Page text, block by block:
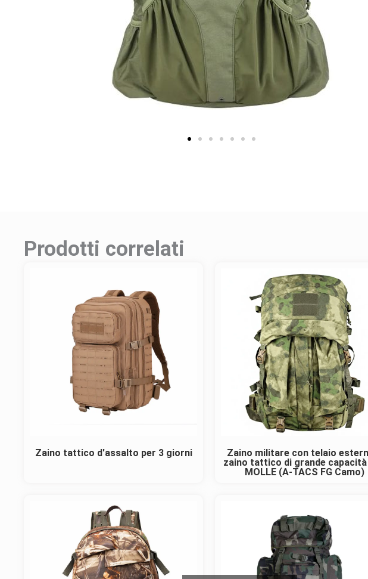
Prodotti correlati
Zaino tattico d'assalto per 3 giorni
Zaino militare con telaio
zaino tattico di grande
MOLLE (A-TACS FG Camo)